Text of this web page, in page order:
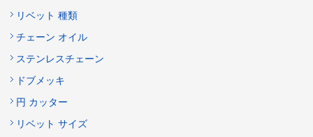
リベット 種類
チェーン オイル
ステンレスチェーン
ドブメッキ
円 カッター
リベット サイズ